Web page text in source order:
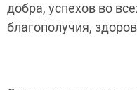
добра, успехов во
благополучия,